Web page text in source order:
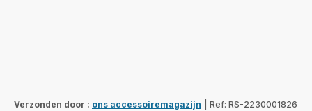
Verzonden door : ons accessoiremagazijn Ref: RS-2230001826